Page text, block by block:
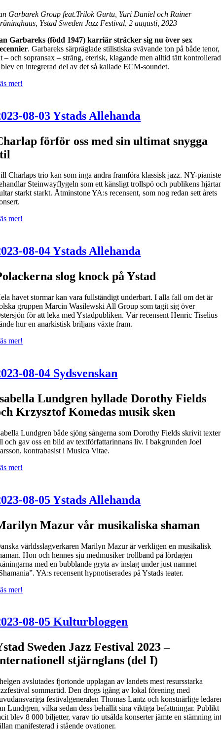
Garbarek Group feat.Trilok Gurtu, Yuri Daniel och Rainer
Ystad Sweden Jazz Festival, 2 augusti, 2023
Garbareks (född 1947) karriär sträcker sig nu över sex
. Garbareks särpräglade stilistiska svävande ton på både tenor,
– och sopransax – sträng, eterisk, klagande men alltid tätt kontrollerad
en integrerad del av det så kallade ECM-soundet.
mer!
08-03 Ystads Allehanda
förför oss med sin ultimat snygga
Charlaps trio kan som inga andra framföra klassisk jazz. NY-
Steinwayflygeln som ett känsligt trollspö och publikens
starkt starkt. Åtminstone YA:s recensent, som nog redan sett årets
mer!
08-04 Ystads Allehanda
slog knock på Ystad
havet stormar kan vara fullständigt underbart. I alla fall om det är
gruppen Marcin Wasilewski All Group som tagit sig över
för att leka med Ystadpubliken. Vår recensent Henric Tiselius
hur en anarkistisk briljans växte fram.
mer!
08-04 Sydsvenskan
Lundgren hyllade Dorothy Fields
Krzysztof Komedas musik sken
Lundgren både sjöng sångerna som Dorothy Fields skrivit texter
och gav oss en bild av textförfattarinnans liv. I bakgrunden Joel
kontrabasist i Musica Vitae.
mer!
08-05 Ystads Allehanda
Mazur vår musikaliska shaman
världsslagverkaren Marilyn Mazur är verkligen en musikalisk
Hon och hennes sju medmusiker trollband på lördagen
med en bubblande gryta av inslag under just namnet
YA:s recensent hypnotiserades på Ystads teater.
mer!
08-05 Kulturbloggen
Sweden Jazz Festival 2023 –
stjärnglans (del I)
avslutades fjortonde upplagan av landets mest resursstarka
sommartid. Den drogs igång av lokal förening med
festivalgeneralen Thomas Lantz och konstnärlige
Lundgren, vilka sedan dess behållit sina viktiga befattningar. Publikt
blev 8 000 biljetter, varav tio utsålda konserter jämte en stämning
manifesterad i stående ovationer.